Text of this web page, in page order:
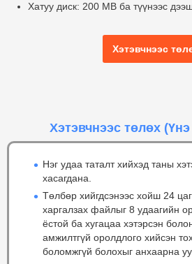
Хатуу диск: 200 MB ба түүнээс
Хэтэвчнээс
Хэтэвчнээс төлөх
Нэг удаа таталт хийхэд таны
хасагдана.
Төлбөр хийгдсэнээс хойш 24
харгалзах файлыг 8 удаагийн
ёстой ба хугацаа хэтэрсэн
амжилтгүй оролдлого хийсэн
боломжгүй болохыг анхаарна уу.